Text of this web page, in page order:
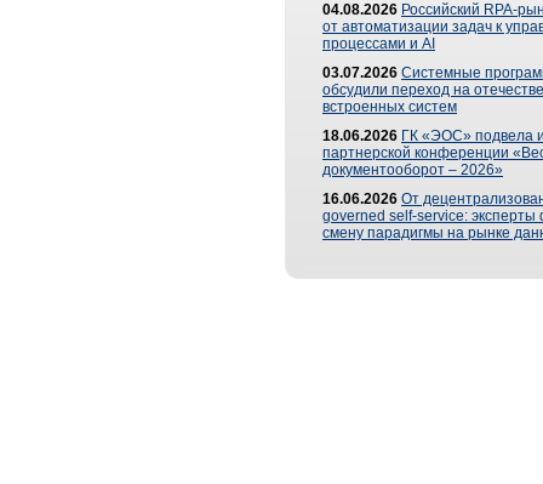
04.08.2026 Российский RPA-
от автоматизации задач к
процессами и AI
03.07.2026 Системные
обсудили переход на
встроенных систем
18.06.2026 ГК «ЭОС» подвела
партнерской конференции
документооборот – 2026»
16.06.2026 От
governed self-service: эксперты
смену парадигмы на рынке